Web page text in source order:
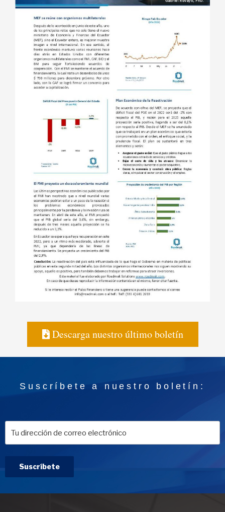
Descarga nuestro último boletín
Suscríbete a nuestro boletín: